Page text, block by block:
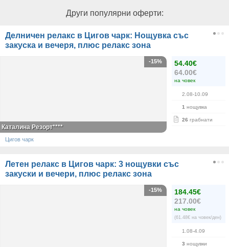
Други популярни оферти:
Делничен релакс в Цигов чарк: Нощувка със
закуска и вечеря, плюс релакс зона
54.40€
64.00€
на човек
2.08-10.09
1 нощувка
26 грабнати
-15%
Каталина Резорт****
Цигов чарк
Летен релакс в Цигов чарк: 3 нощувки със
закуски и вечери, плюс релакс зона
184.45€
217.00€
на човек
(61.48€ на човек/ден)
1.08-4.09
3 нощувки
-15%